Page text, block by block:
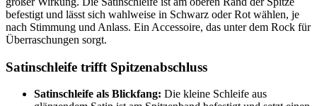
befestigt und lässt sich wahlweise in Schwarz oder Rot wählen, je
nach Stimmung und Anlass. Ein Accessoire, das unter dem Rock für
Überraschungen sorgt.
Satinschleife trifft Spitzenabschluss
Satinschleife als Blickfang: Die kleine Schleife aus